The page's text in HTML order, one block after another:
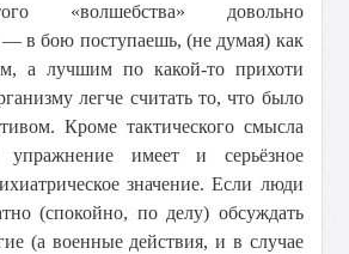
«волшебства» довольно
в бою поступаешь, (не думая) как
а лучшим по какой-то прихоти
легче считать то, что было
Кроме тактического смысла
упражнение имеет и серьёзное
значение. Если люди
(спокойно, по делу) обсуждать
(а военные действия, и в случае